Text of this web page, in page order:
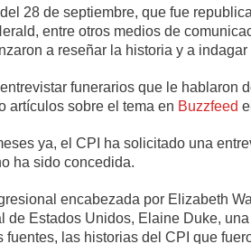
28 de septiembre, que fue
entre otros medios de
a reseñar la historia y a indagar
funerarios que le hablaron
artículos sobre el tema en Buzzfeed
ya, el CPI ha solicitado una
ha sido concedida.
encabezada por Elizabeth
de Estados Unidos, Elaine Duke,
las historias del CPI que